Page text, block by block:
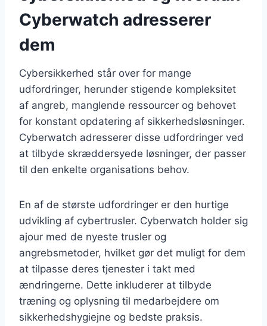
Cyberwatch adresserer
dem
Cybersikkerhed står over for mange
udfordringer, herunder stigende kompleksitet
af angreb, manglende ressourcer og behovet
for konstant opdatering af sikkerhedsløsninger.
Cyberwatch adresserer disse udfordringer ved
at tilbyde skræddersyede løsninger, der passer
til den enkelte organisations behov.
En af de største udfordringer er den hurtige
udvikling af cybertrusler. Cyberwatch holder sig
ajour med de nyeste trusler og
angrebsmetoder, hvilket gør det muligt for dem
at tilpasse deres tjenester i takt med
ændringerne. Dette inkluderer at tilbyde
træning og oplysning til medarbejdere om
sikkerhedshygiejne og bedste praksis.